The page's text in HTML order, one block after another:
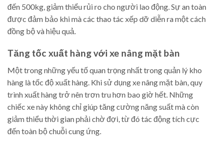
đến 500kg, giảm thiểu rủi ro cho người lao động. Sự an toàn
được đảm bảo khi mà các thao tác xếp dỡ diễn ra một cách
đồng bộ và hiệu quả.
Tăng tốc xuất hàng với xe nâng mặt bàn
Một trong những yếu tố quan trọng nhất trong quản lý kho
hàng là tốc độ xuất hàng. Khi sử dụng xe nâng mặt bàn, quy
trình xuất hàng trở nên trơn tru hơn bao giờ hết. Những
chiếc xe này không chỉ giúp tăng cường năng suất mà còn
giảm thiểu thời gian phải chờ đợi, từ đó tác động tích cực
đến toàn bộ chuỗi cung ứng.